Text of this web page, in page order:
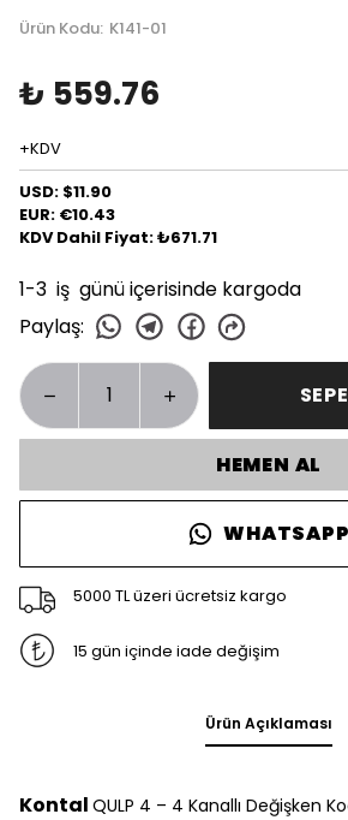
Ürün Kodu: K141-01
₺ 559.76
+KDV
USD: $11.90
EUR: €10.43
KDV Dahil Fiyat: ₺671.71
1-3 iş günü içerisinde kargoda
Paylaş:
HEMEN AL
WHATSAPP
5000 TL üzeri ücretsiz kargo
15 gün içinde iade değişim
Ürün Açıklaması
Kontal QULP 4 – 4 Kanallı Değişken